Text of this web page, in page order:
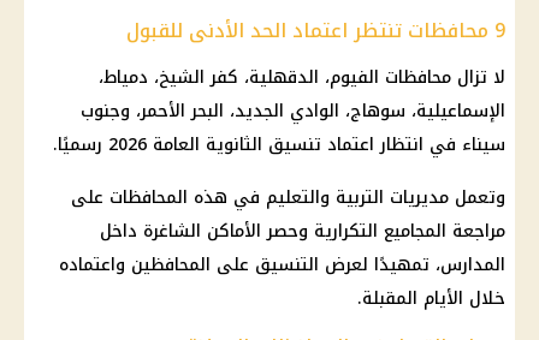
9 محافظات تنتظر اعتماد الحد الأدنى للقبول
لا تزال محافظات الفيوم، الدقهلية، كفر الشيخ، دمياط،
الإسماعيلية، سوهاج، الوادي الجديد، البحر الأحمر، وجنوب
سيناء في انتظار اعتماد تنسيق الثانوية العامة 2026
رسميًا.
وتعمل مديريات التربية والتعليم في هذه المحافظات على
مراجعة المجاميع التكرارية وحصر الأماكن الشاغرة داخل
المدارس، تمهيدًا لعرض التنسيق على المحافظين واعتماده
خلال الأيام المقبلة.